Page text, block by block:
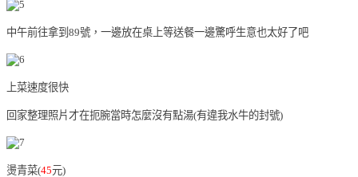
中午前往拿到89號，一邊放在桌上等送餐一邊驚呼生意也太好了吧
上菜速度很快
回家整理照片才在扼腕當時怎麼沒有點湯(有違我水牛的封號)
燙青菜(45元)